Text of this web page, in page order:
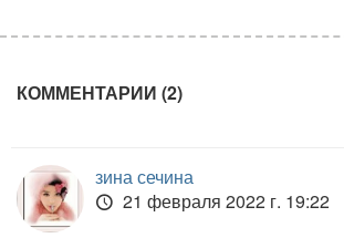
КОММЕНТАРИИ (2)
зина сечина
21 февраля 2022 г. 19:22